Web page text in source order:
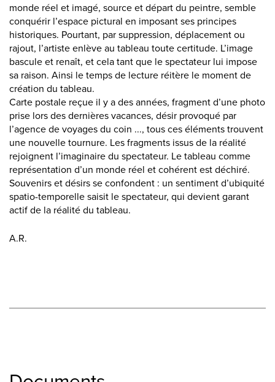
monde réel et imagé, source et départ du peintre, semble
conquérir l’espace pictural en imposant ses principes
historiques. Pourtant, par suppression, déplacement ou
rajout, l’artiste enlève au tableau toute certitude. L’image
bascule et renaît, et cela tant que le spectateur lui impose
sa raison. Ainsi le temps de lecture réitère le moment de
création du tableau.
Carte postale reçue il y a des années, fragment d’une photo
prise lors des dernières vacances, désir provoqué par
l’agence de voyages du coin ..., tous ces éléments trouvent
une nouvelle tournure. Les fragments issus de la réalité
rejoignent l’imaginaire du spectateur. Le tableau comme
représentation d’un monde réel et cohérent est déchiré.
Souvenirs et désirs se confondent : un sentiment d’ubiquité
spatio-temporelle saisit le spectateur, qui devient garant
actif de la réalité du tableau.
A.R.